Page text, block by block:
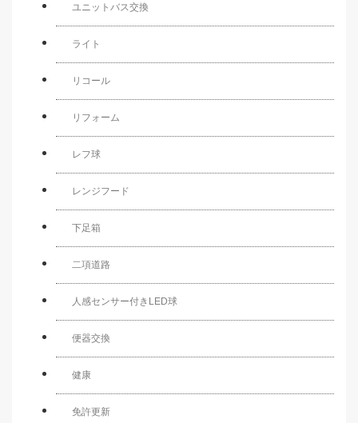
ユニットバス交換
ライト
リコール
リフォーム
レフ球
レンジフード
下足箱
二項道路
人感センサー付きLED球
便器交換
健康
免許更新